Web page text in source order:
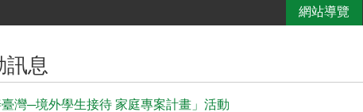
網站導覽
訊息
臺灣─境外學生接待 家庭專案計畫」活動